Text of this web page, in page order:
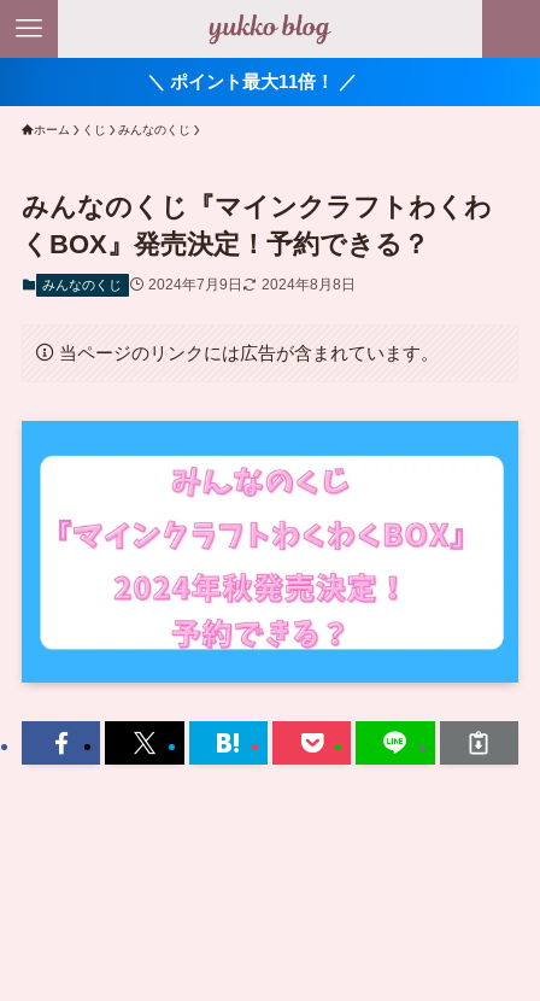
＼ ポイント最大11倍！ ／
ホーム くじ みんなのくじ
みんなのくじ『マインクラフトわくわ
くBOX』発売決定！予約できる？
みんなのくじ 2024年7月9日 2024年8月8日
当ページのリンクには広告が含まれています。